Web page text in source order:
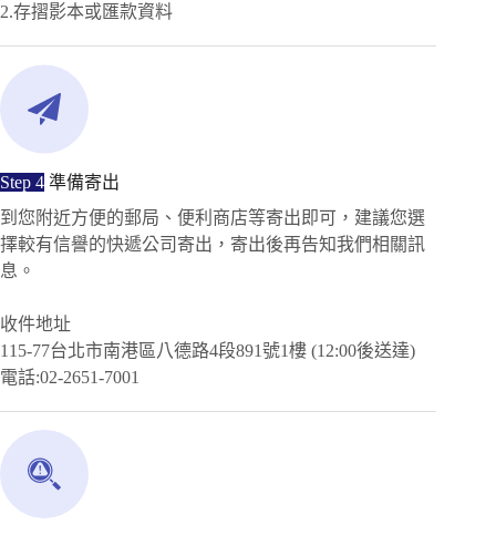
2.存摺影本或匯款資料
Step 4 準備寄出
到您附近方便的郵局、便利商店等寄出即可，建議您選
擇較有信譽的快遞公司寄出，寄出後再告知我們相關訊
息。
收件地址
115-77台北市南港區八德路4段891號1樓 (12:00後送達)
電話:02-2651-7001